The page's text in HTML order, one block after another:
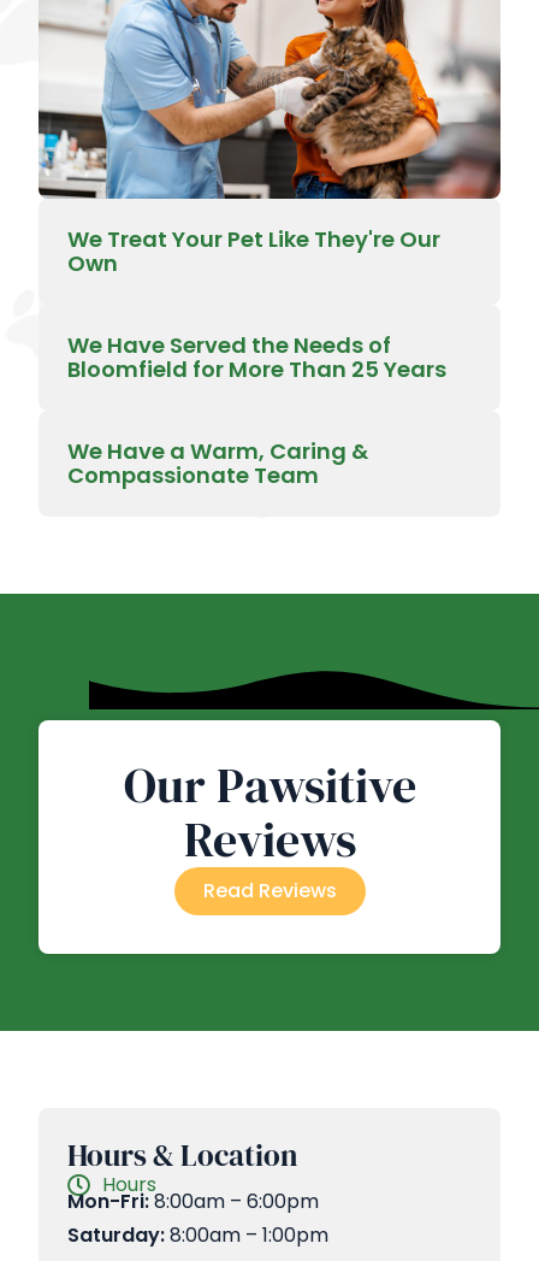
We Treat Your Pet Like They're Our
Own
We Have Served the Needs of
Bloomfield for More Than 25 Years
We Have a Warm, Caring &
Compassionate Team
Our Pawsitive
Reviews
Read Reviews
Hours & Location
Hours
Mon-Fri:8:00am – 6:00pm
Saturday:8:00am – 1:00pm